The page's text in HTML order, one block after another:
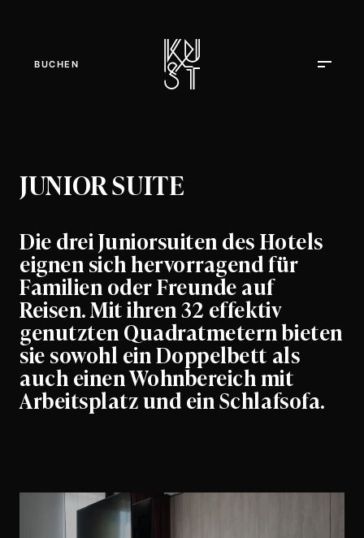
BUCHEN
JUNIOR SUITE
Die drei Juniorsuiten des Hotels
eignen sich hervorragend für
Familien oder Freunde auf
Reisen. Mit ihren 32 effektiv
genutzten Quadratmetern bieten
sie sowohl ein Doppelbett als
auch einen Wohnbereich mit
Arbeitsplatz und ein Schlafsofa.